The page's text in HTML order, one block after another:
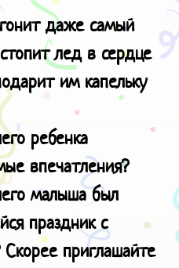
даже самый
лед в сердце
им капельку
ребенка
впечатления?
малыша был
праздник с
приглашайте